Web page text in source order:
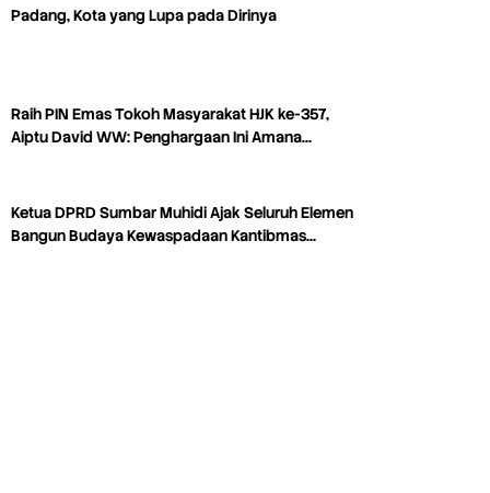
Padang, Kota yang Lupa pada Dirinya
Raih PIN Emas Tokoh Masyarakat HJK ke-357,
Aiptu David WW: Penghargaan Ini Amana…
Ketua DPRD Sumbar Muhidi Ajak Seluruh Elemen
Bangun Budaya Kewaspadaan Kantibmas…